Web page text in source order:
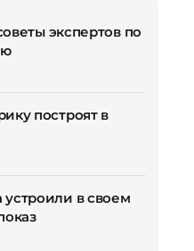
экспертов по
построят в
в своем